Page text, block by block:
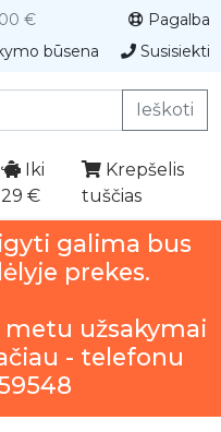
€
Pagalba
būsena Susisiekti
Ieškoti
Iki
29 €
Krepšelis
tuščias
galima bus
prekes.
užsakymai
- telefonu